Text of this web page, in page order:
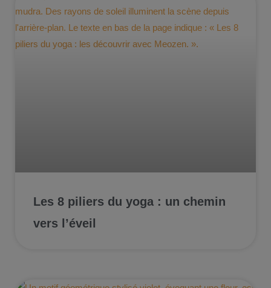
Les 8 piliers du yoga : un chemin
vers l’éveil